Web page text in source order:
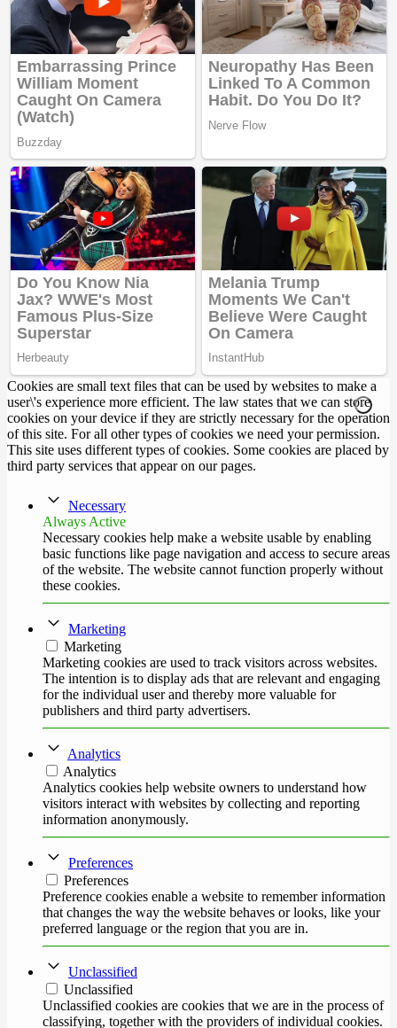
Cookies are small text files that can be used by websites to make a
user\'s experience more efficient. The law states that we can store
cookies on your device if they are strictly necessary for the operation
of this site. For all other types of cookies we need your permission.
This site uses different types of cookies. Some cookies are placed by
third party services that appear on our pages.
Necessary
Always Active
Necessary cookies help make a website usable by enabling
basic functions like page navigation and access to secure areas
of the website. The website cannot function properly without
these cookies.
Marketing
Marketing
Marketing cookies are used to track visitors across websites.
The intention is to display ads that are relevant and engaging
for the individual user and thereby more valuable for
publishers and third party advertisers.
Analytics
Analytics
Analytics cookies help website owners to understand how
visitors interact with websites by collecting and reporting
information anonymously.
Preferences
Preferences
Preference cookies enable a website to remember information
that changes the way the website behaves or looks, like your
preferred language or the region that you are in.
Unclassified
Unclassified
Unclassified cookies are cookies that we are in the process of
classifying, together with the providers of individual cookies.